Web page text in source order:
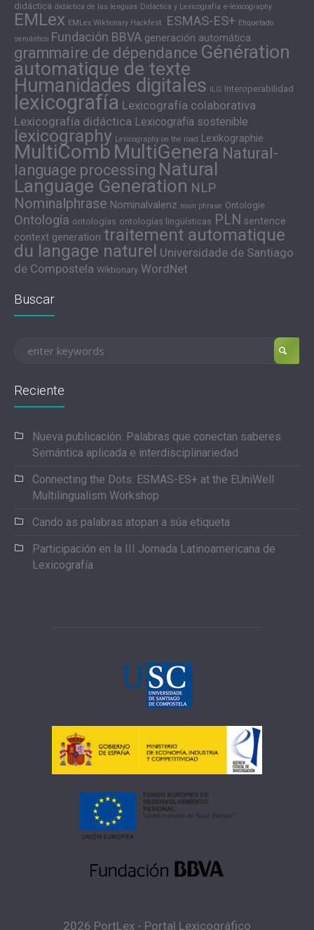
didáctica didáctica de las lenguas Didáctica y Lexicografía e-lexicography
EMLex EMLex Wiktionary Hackfest. ESMAS-ES+ Etiquetado
semántico Fundación BBVA generación automática
grammaire de dépendance Génération
automatique de texte
Humanidades digitales ILG Interoperabilidad
lexicografía Lexicografía colaborativa
Lexicografía didáctica Lexicografía sostenible
lexicography Lexicography on the road Lexikographie
MultiComb MultiGenera Natural-
language processing Natural
Language Generation NLP
Nominalphrase Nominalvalenz noun phrase Ontologie
Ontología ontologías ontologías lingüísticas PLN sentence
context generation traitement automatique
du langage naturel Universidade de Santiago
de Compostela Wiktionary WordNet
Buscar
Reciente
Nueva publicación: Palabras que conectan saberes.
Semántica aplicada e interdisciplinariedad
Connecting the Dots: ESMAS-ES+ at the EUniWell
Multilingualism Workshop
Cando as palabras atopan a súa etiqueta
Participación en la III Jornada Latinoamericana de
Lexicografía
2026 PortLex - Portal Lexicográfico